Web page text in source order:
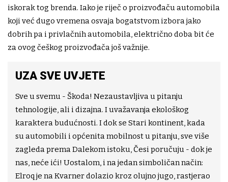
iskorak tog brenda. Iako je riječ o proizvođaču automobila
koji već dugo vremena osvaja bogatstvom izbora jako
dobrih pa i privlačnih automobila, električno doba bit će
za ovog češkog proizvođača još važnije.
UZA SVE UVJETE
Sve u svemu - Škoda! Nezaustavljiva u pitanju
tehnologije, ali i dizajna. I uvažavanja ekološkog
karaktera budućnosti. I dok se Stari kontinent, kada
su automobili i općenita mobilnost u pitanju, sve više
zagleda prema Dalekom istoku, Česi poručuju - dok je
nas, neće ići! Uostalom, i na jedan simboličan način:
Elroq je na Kvarner dolazio kroz olujno jugo, rastjerao